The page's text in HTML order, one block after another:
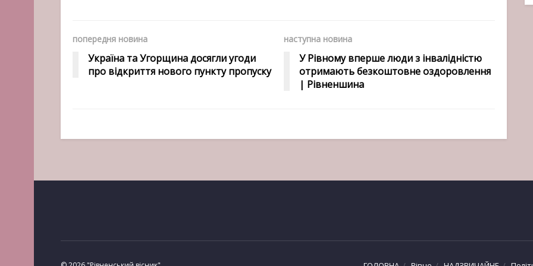
попередня новина
Україна та Угорщина досягли угоди
про відкриття нового пункту пропуску
наступна новина
У Рівному вперше люди з інвалідністю
отримають безкоштовне оздоровлення
| Рівненшина